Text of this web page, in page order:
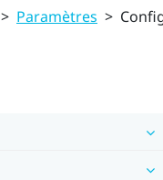
> Paramètres >